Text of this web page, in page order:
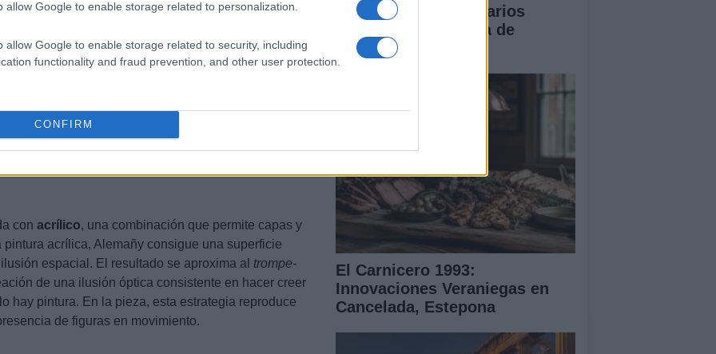
allow Google to enable storage related to personalization.
allow Google to enable storage related to security, including
functionality and fraud prevention, and other user protection.
CONFIRM
con acrílico, una combinación que permite capas y
acrílica, Alemañy consigue una superficie
espacial. El resultado se aproxima al trompe-
de una ilusión óptica consistente en hacer creer
hay pintura. En la pieza, esta estrategia reproduce
de figuras en movimiento.
Descubre los Escenarios
Reales de La Odisea de
Christopher Nolan
El Carnicero 1993:
Innovaciones Veraniegas en
Cancelada, Estepona